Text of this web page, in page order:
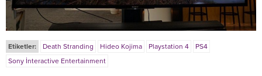
Etiketler: Death Stranding Hideo Kojima Playstation 4
PS4
Sony İnteractive Entertainment